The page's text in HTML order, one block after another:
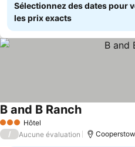
Sélectionnez des dates pour
les prix exacts
3 ÉtoilesHôtel
B and B Ranch
/ Aucune évaluation